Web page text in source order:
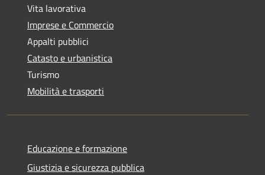
Vita lavorativa
Imprese e Commercio
Appalti pubblici
Catasto e urbanistica
Turismo
Mobilità e trasporti
Educazione e formazione
Giustizia e sicurezza pubblica